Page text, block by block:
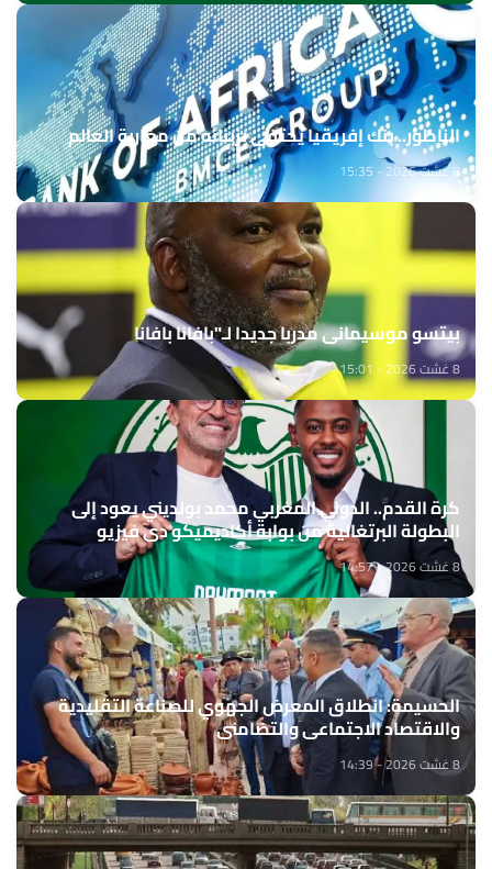
الناظور.. بنك إفريقيا يحتفي بزبنائه من مغاربة العالم
8 غشت 2026 - 15:35
بيتسو موسيماني مدربا جديدا لـ"بافانا بافانا
8 غشت 2026 - 15:01
كرة القدم.. الدولي المغربي محمد بولديني يعود إلى
البطولة البرتغالية من بوابة أكاديميكو دي فيزيو
8 غشت 2026 - 14:57
الحسيمة: انطلاق المعرض الجهوي للصناعة التقليدية
والاقتصاد الاجتماعي والتضامني
8 غشت 2026 - 14:39